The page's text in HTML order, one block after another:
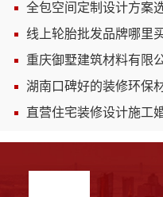
全包空间定制设计方案选
线上轮胎批发品牌哪里买
重庆御墅建筑材料有限
湖南口碑好的装修环保
直营住宅装修设计施工婚